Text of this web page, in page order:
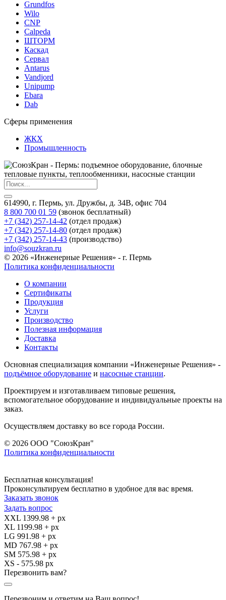
Grundfos
Wilo
CNP
Calpeda
ШТОРМ
Каскад
Сервал
Antarus
Vandjord
Unipump
Ebara
Dab
Сферы применения
ЖКХ
Промышленность
614990, г. Пермь, ул. Дружбы, д. 34В, офис 704
8 800 700 01 59 (звонок бесплатный)
+7 (342) 257-14-42 (отдел продаж)
+7 (342) 257-14-80 (отдел продаж)
+7 (342) 257-14-43 (производство)
info@souzkran.ru
© 2026 «Инженерные Решения» - г. Пермь
Политика конфиденциальности
О компании
Сертификаты
Продукция
Услуги
Производство
Полезная информация
Доставка
Контакты
Основная специализация компании «Инженерные Решения» -
подъёмное оборудование и насосные станции.
Проектируем и изготавливаем типовые решения,
вспомогательное оборудование и индивидуальные проекты на
заказ.
Осуществляем доставку во все города России.
© 2026 ООО "СоюзКран"
Политика конфиденциальности
Бесплатная консультация!
Проконсультируем бесплатно в удобное для вас время.
Заказать звонок
Задать вопрос
XXL 1399.98 + px
XL 1199.98 + px
LG 991.98 + px
MD 767.98 + px
SM 575.98 + px
XS - 575.98 px
Перезвонить вам?